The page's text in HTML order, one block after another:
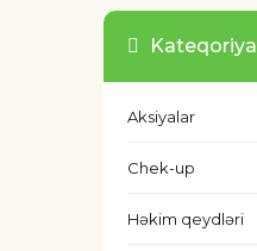
Kateqoriya
Aksiyalar
Chek-up
Həkim qeydləri